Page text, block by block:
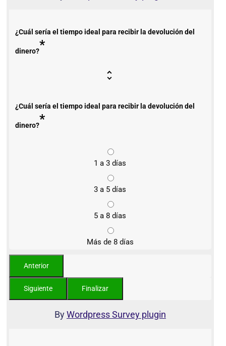
¿Cuál sería el tiempo ideal para recibir la devolución del
dinero?*
¿Cuál sería el tiempo ideal para recibir la devolución del
dinero?*
1 a 3 días
3 a 5 días
5 a 8 días
Más de 8 días
ByWordpress Survey plugin